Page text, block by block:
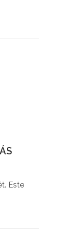
Este